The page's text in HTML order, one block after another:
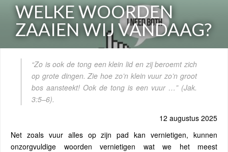
WELKE WOORDEN
ZAAIEN WIJ VANDAAG?
“Zo is ook de tong een klein lid en zij beroemt zich
op grote dingen. Zie hoe zo’n klein vuur zo’n groot
bos aansteekt! Ook de tong is een vuur …” (Jak.
3:5–6).
12 augustus 2025
Net zoals vuur alles op zijn pad kan vernietigen, kunnen
onzorgvuldige woorden vernietigen wat we het meest